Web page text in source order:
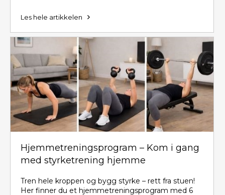
Les hele artikkelen
Hjemmetreningsprogram – Kom i gang
med styrketrening hjemme
Tren hele kroppen og bygg styrke – rett fra stuen!
Her finner du et hjemmetreningsprogram med 6